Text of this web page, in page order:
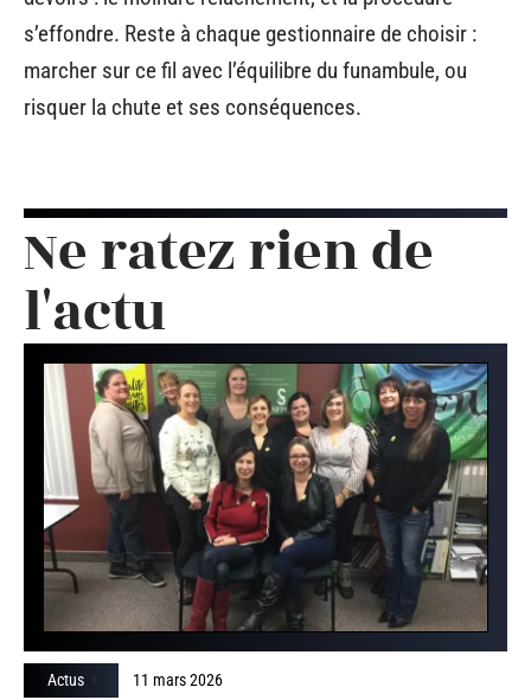
s’effondre. Reste à chaque gestionnaire de choisir :
marcher sur ce fil avec l’équilibre du funambule, ou
risquer la chute et ses conséquences.
Ne ratez rien de
l'actu
Actus 11 mars 2026